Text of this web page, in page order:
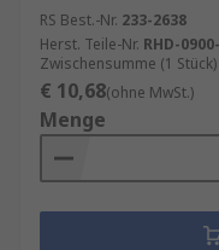
RS Best.-Nr. 233-2638
Herst. Teile-Nr. RHD-
Zwischensumme (1 Stück)
€ 10,68(ohne MwSt.)
Menge